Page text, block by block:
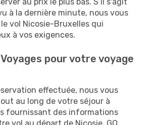
à la dernière minute, nous vous
vol Nicosie-Bruxelles qui
à vos exigences.
Voyages pour votre voyage
effectuée, nous vous
au long de votre séjour à
fournissant des informations